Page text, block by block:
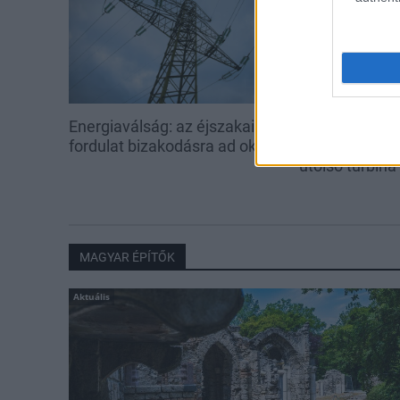
Energiaválság: az éjszakai
fordulat bizakodásra ad okot
Paks: hétfőn
utolsó turbina
MAGYAR ÉPÍTŐK
Aktuális